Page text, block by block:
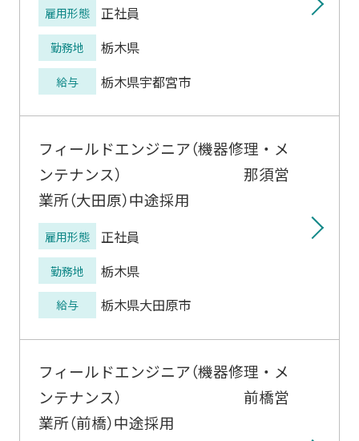
雇用形態 正社員
勤務地 栃木県
給与 栃木県宇都宮市
フィールドエンジニア（機器修理・メ
ンテナンス） 那須営
業所（大田原）中途採用
雇用形態 正社員
勤務地 栃木県
給与 栃木県大田原市
フィールドエンジニア（機器修理・メ
ンテナンス） 前橋営
業所（前橋）中途採用